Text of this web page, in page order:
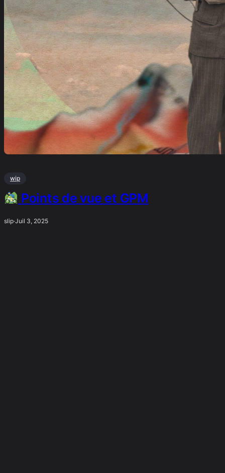
wip
Points de vue et GPM
slip·Juil 3, 2025